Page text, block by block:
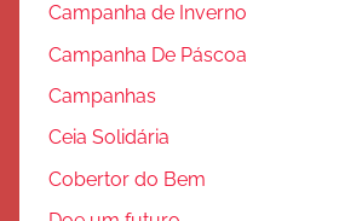
Campanha de Inverno
Campanha De Páscoa
Campanhas
Ceia Solidária
Cobertor do Bem